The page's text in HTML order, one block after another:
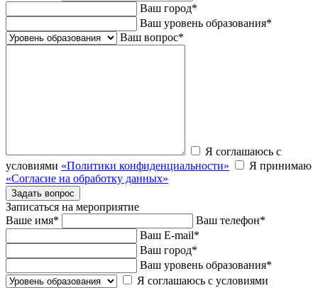
Ваш город*
Ваш уровень образования*
Ваш вопрос*
Я соглашаюсь с
условиями «Политики конфиденциальности»
Я принимаю
«Согласие на обработку данных»
Записаться на мероприятие
Ваше имя* Ваш телефон*
Ваш E-mail*
Ваш город*
Ваш уровень образования*
Я соглашаюсь с условиями